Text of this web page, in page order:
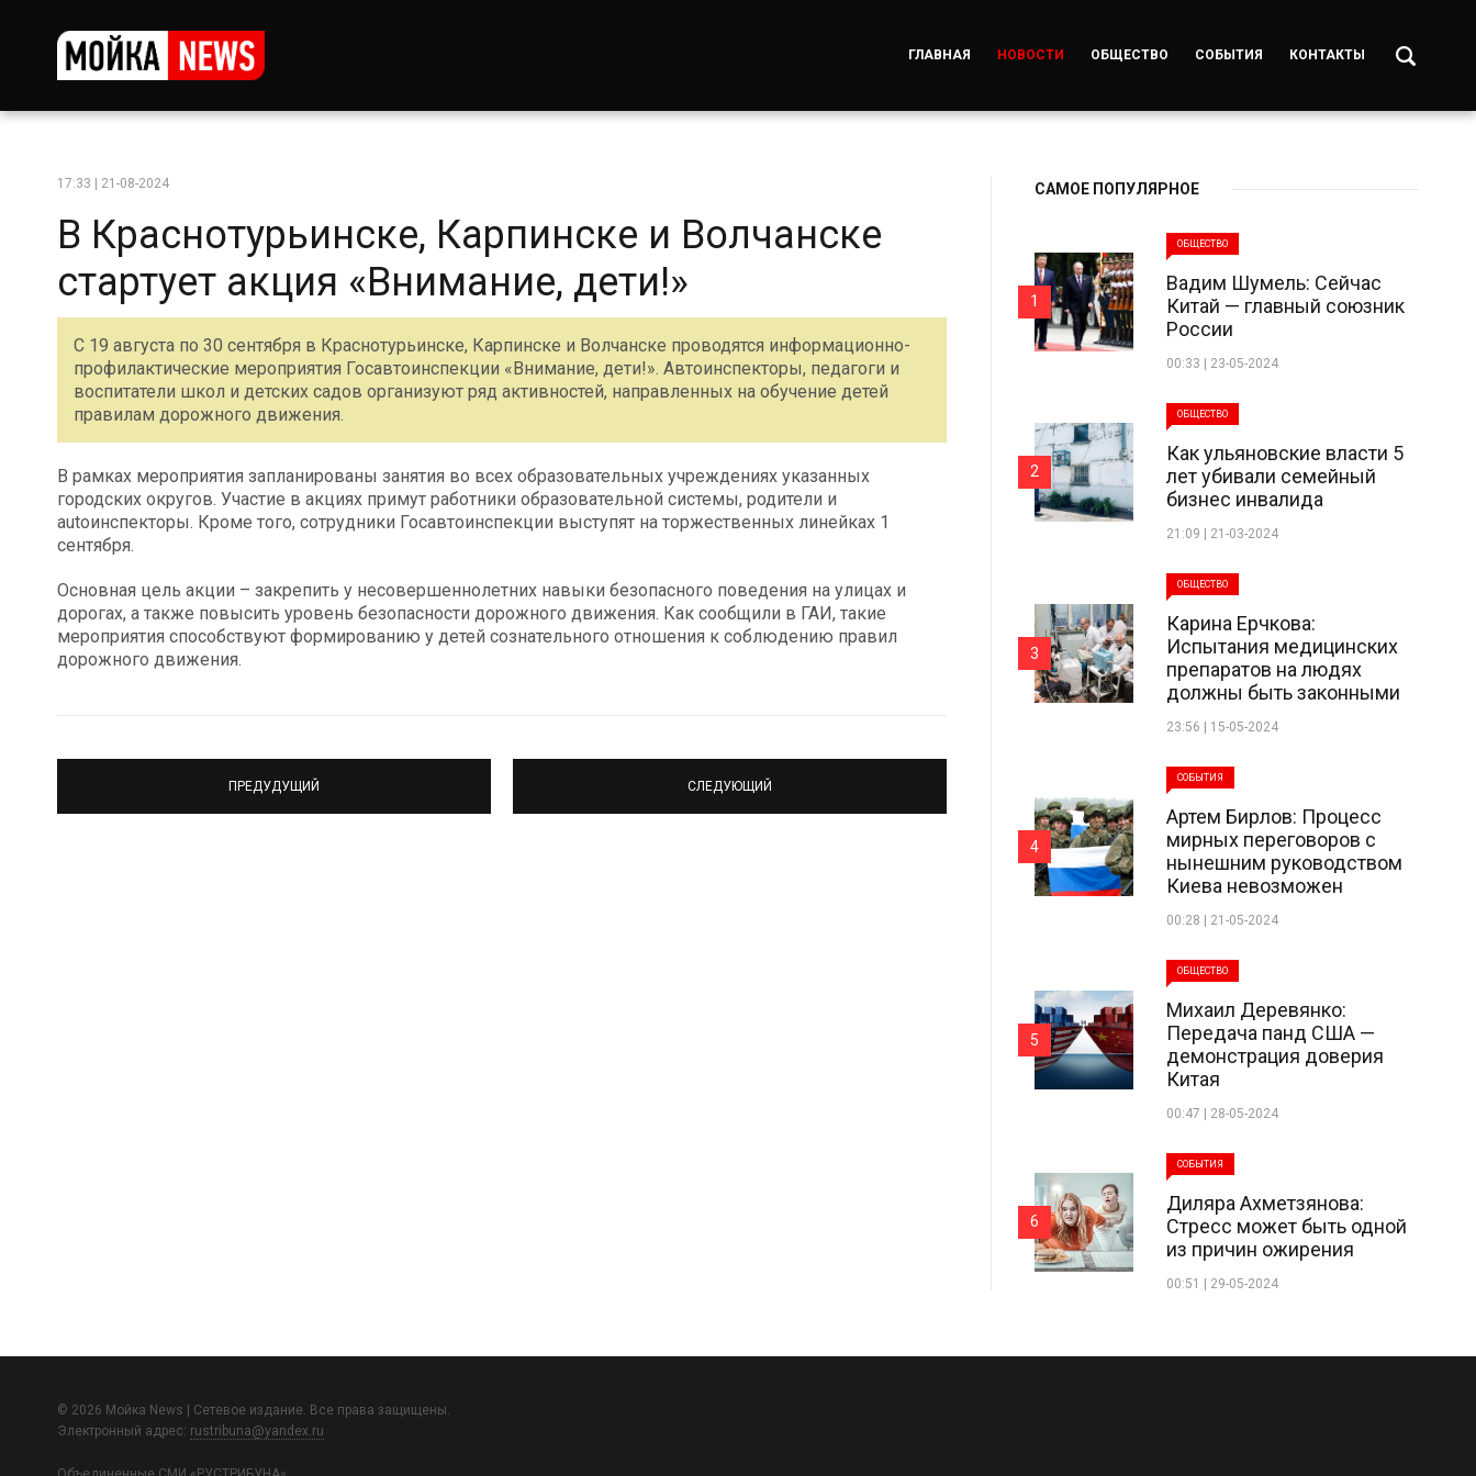
ГЛАВНАЯ НОВОСТИ ОБЩЕСТВО СОБЫТИЯ КОНТАКТЫ
17:33 | 21-08-2024
В Краснотурьинске, Карпинске и Волчанске
стартует акция «Внимание, дети!»
С 19 августа по 30 сентября в Краснотурьинске, Карпинске и Волчанске проводятся информационно-
профилактические мероприятия Госавтоинспекции «Внимание, дети!». Автоинспекторы, педагоги и
воспитатели школ и детских садов организуют ряд активностей, направленных на обучение детей
правилам дорожного движения.
В рамках мероприятия запланированы занятия во всех образовательных учреждениях указанных
городских округов. Участие в акциях примут работники образовательной системы, родители и
autoинспекторы. Кроме того, сотрудники Госавтоинспекции выступят на торжественных линейках 1
сентября.
Основная цель акции – закрепить у несовершеннолетних навыки безопасного поведения на улицах и
дорогах, а также повысить уровень безопасности дорожного движения. Как сообщили в ГАИ, такие
мероприятия способствуют формированию у детей сознательного отношения к соблюдению правил
дорожного движения.
ПРЕДУДУЩИЙ СЛЕДУЮЩИЙ
САМОЕ ПОПУЛЯРНОЕ
ОБЩЕСТВО
Вадим Шумель: Сейчас
Китай — главный союзник
России
00:33 | 23-05-2024
1
ОБЩЕСТВО
Как ульяновские власти 5
лет убивали семейный
бизнес инвалида
21:09 | 21-03-2024
2
ОБЩЕСТВО
Карина Ерчкова:
Испытания медицинских
препаратов на людях
должны быть законными
23:56 | 15-05-2024
3
СОБЫТИЯ
Артем Бирлов: Процесс
мирных переговоров с
нынешним руководством
Киева невозможен
00:28 | 21-05-2024
4
ОБЩЕСТВО
Михаил Деревянко:
Передача панд США —
демонстрация доверия
Китая
00:47 | 28-05-2024
5
СОБЫТИЯ
Диляра Ахметзянова:
Стресс может быть одной
из причин ожирения
00:51 | 29-05-2024
6
© 2026 Мойка News | Сетевое издание. Все права защищены.
Электронный адрес: rustribuna@yandex.ru